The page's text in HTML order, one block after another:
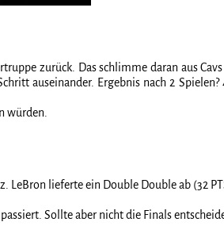
zurück. Das schlimme daran aus
auseinander. Ergebnis nach 2
würden.
lieferte ein Double Double ab (32
Sollte aber nicht die Finals